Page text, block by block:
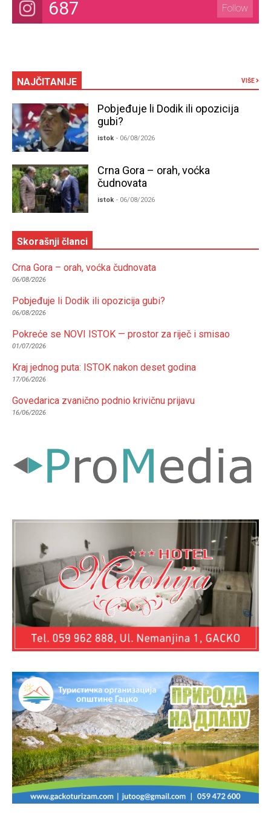
687 Follow
NAJČITANIJE VIŠE
Pobjeđuje li Dodik ili opozicija
gubi?
istok - 06/08/2026
Crna Gora – orah, voćka
čudnovata
istok - 06/08/2026
Skorašnji članci
Crna Gora – orah, voćka čudnovata
06/08/2026
Pobjeđuje li Dodik ili opozicija gubi?
06/08/2026
Pokreće se NOVI ISTOK — prostor za riječ i smisao
01/07/2026
Kraj jednog puta: ISTOK nakon deset godina
17/06/2026
Govedarica zvanično podnio krivičnu prijavu
16/06/2026